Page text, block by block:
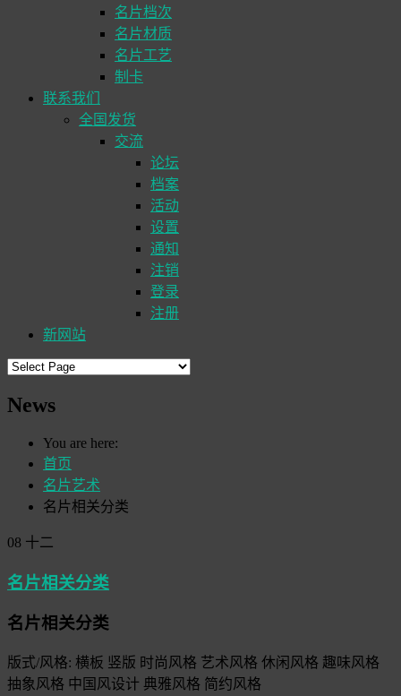
名片档次
名片材质
名片工艺
制卡
联系我们
全国发货
交流
论坛
档案
活动
设置
通知
注销
登录
注册
新网站
News
You are here:
首页
名片艺术
名片相关分类
08 十二
名片相关分类
名片相关分类
版式/风格: 横板 竖版 时尚风格 艺术风格 休闲风格 趣味风格
抽象风格 中国风设计 典雅风格 简约风格